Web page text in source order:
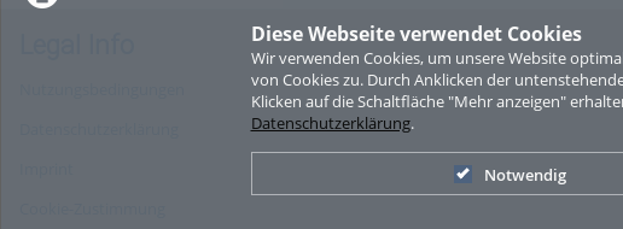
Diese Webseite verwendet Cookies
Wir verwenden Cookies, um unsere Website
von Cookies zu. Durch Anklicken der
Klicken auf die Schaltfläche "Mehr anzeigen"
Datenschutzerklärung.
Notwendig